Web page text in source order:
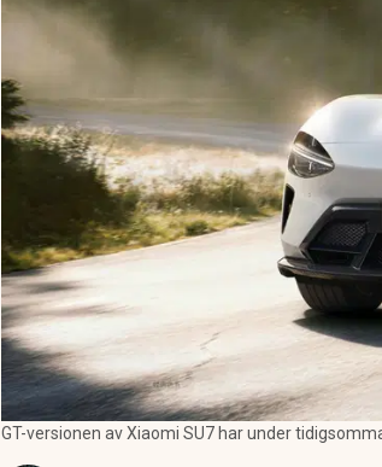
GT-versionen av Xiaomi SU7 har under